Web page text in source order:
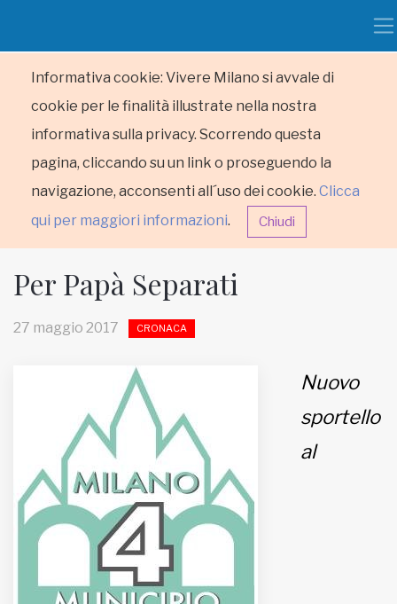
Informativa cookie: Vivere Milano si avvale di
cookie per le finalità illustrate nella nostra
informativa sulla privacy. Scorrendo questa
pagina, cliccando su un link o proseguendo la
navigazione, acconsenti all´uso dei cookie. Clicca
qui per maggiori informazioni. Chiudi
MUNICIPI
Inviateci le vostre segnalazioni
Iscriviti alla newsletter
www.viveremilano.info
Per Papà Separati
27 maggio 2017 CRONACA
Nuovo
sportello
al